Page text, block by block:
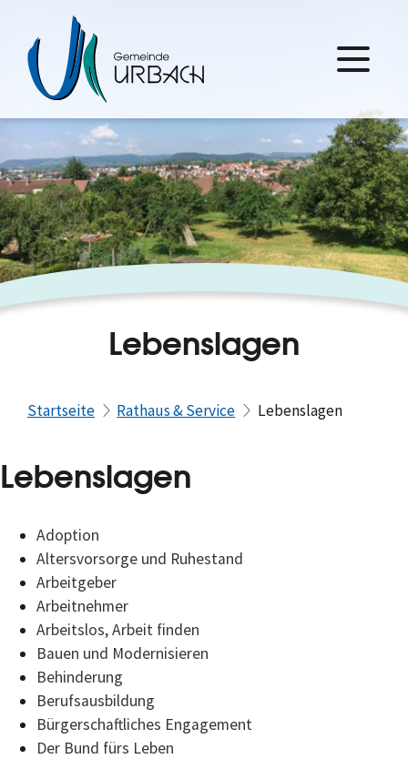
Lebenslagen
Startseite Rathaus & Service Lebenslagen
Lebenslagen
Adoption
Altersvorsorge und Ruhestand
Arbeitgeber
Arbeitnehmer
Arbeitslos, Arbeit finden
Bauen und Modernisieren
Behinderung
Berufsausbildung
Bürgerschaftliches Engagement
Der Bund fürs Leben